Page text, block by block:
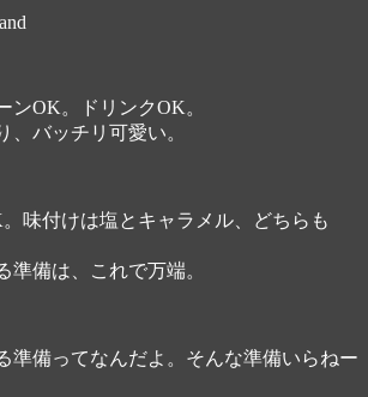
ンOK。ドリンクOK。
、バッチリ可愛い。
味付けは塩とキャラメル、どちらも
準備は、これで万端。
準備ってなんだよ。そんな準備いらねー